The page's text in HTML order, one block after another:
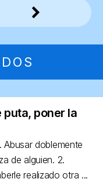
puta, poner la
Abusar doblemente
de alguien. 2.
realizado otra ...